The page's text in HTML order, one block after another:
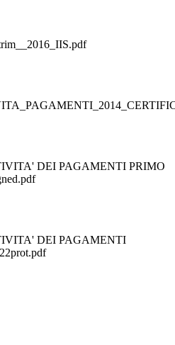
DEI PAGAMENTI PRIMO
DEI PAGAMENTI